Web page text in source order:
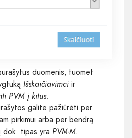
duomenis, tuomet
Išskaičiavimai ir
PVM į kitus.
galite pažiūrėti per
pirkimui arba per bendrą
dok. tipas yra PVM-M.